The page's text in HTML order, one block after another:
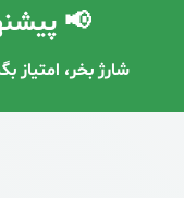
📢
شارژ بخر،